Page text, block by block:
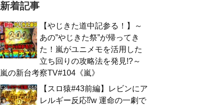
新着記事
【やじきた道中記参る！】～
あの”やじきた祭”が帰ってき
た！嵐がユニメモを活用した
立ち回りの攻略法を発見!?～
嵐の新台考察TV#104《嵐》
【スロ猿#43前編】レビンにア
レルギー反応⁉w 運命の一劇で